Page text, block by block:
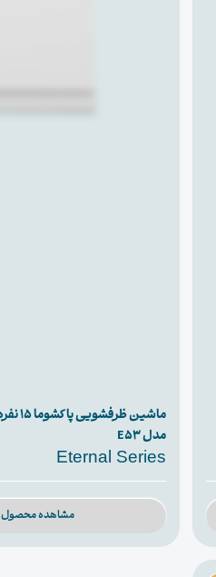
مدل E53
Eternal Series
مشاهده محصول